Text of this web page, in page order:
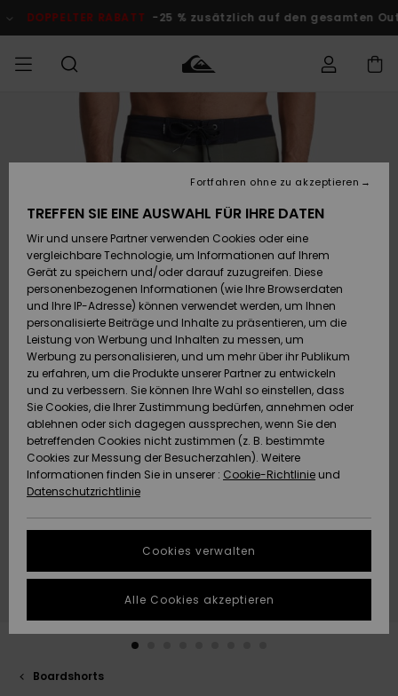
Produktinformation
DOPPELTER RABATT -25 % zusätzlich auf den gesamten
MÄNNER Kleidung
Accessoires
Schuhe&
Flip-Flops
Surf
Snow
Brandneu
Highlights
Kleidung
Accessoires
Schuhe&
Flip-Flops
Surf
Snow
Brandneu
Highlights
FRAUEN
Shop
Brandneu
Highlights
Snow
SURF
Surf Shop
Kinder
Highlights
Community
SNOW
Snow Shop
Snow Shop
Kinder
Snow Shop
Damen
Highlights
Community
DOPPELTER
RABATT
Outlet
KINDER
Outlet
Frauen
HILFE & KONTAKT
Auf meine
Bestellung
zugreifen
Retouren
Bezahlung
Geschenkkarte
Quiksilver
Freedom
Datenschutz
Starten Sie eine
um die
schnellste
Antwort auf Ihre
NACHHALTIGKEIT
SHOPS
QUIKSILVER APP
WUNSCHLISTE
Boardshorts
TREFFEN SIE EINE AUSWAHL FÜR IHRE DATEN
Wir und unsere Partner verwenden Cookies oder eine
vergleichbare Technologie, um Informationen auf Ihrem
Gerät zu speichern und/oder darauf zuzugreifen. Diese
personenbezogenen Informationen (wie Ihre Browserdaten
und Ihre IP-Adresse) können verwendet werden, um Ihnen
personalisierte Beiträge und Inhalte zu präsentieren, um die
Leistung von Werbung und Inhalten zu messen, um
Werbung zu personalisieren, und um mehr über ihr Publikum
zu erfahren, um die Produkte unserer Partner zu entwickeln
und zu verbessern. Sie können Ihre Wahl so einstellen, dass
Sie Cookies, die Ihrer Zustimmung bedürfen, annehmen oder
ablehnen oder sich dagegen aussprechen, wenn Sie den
betreffenden Cookies nicht zustimmen (z. B. bestimmte
Cookies zur Messung der Besucherzahlen). Weitere
Informationen finden Sie in unserer : Cookie-Richtlinie und
Datenschutzrichtlinie
Cookies verwalten
Fortfahren ohne zu akzeptieren
Alle Cookies akzeptieren